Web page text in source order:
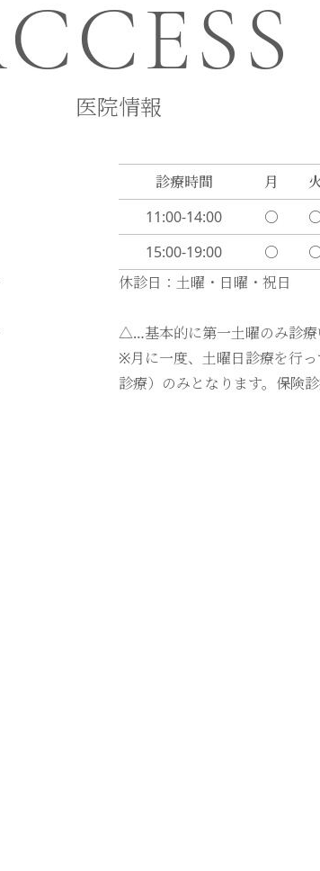
医院情報
診療時間 月
11:00-14:00
〇
15:00-19:00
〇
休診日：土曜・日曜・祝日
△…基本的に第一土曜のみ診療
※月に一度、土曜日診療を行
診療）のみとなります。保険